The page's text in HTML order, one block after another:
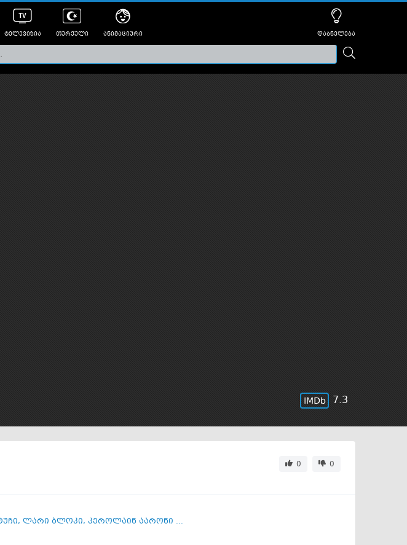
ტელევიზია თურქული ანიმაციური დაბნელება
7.3
0
0
, ლარი ბლოკი, კეროლაინ აარონი ...